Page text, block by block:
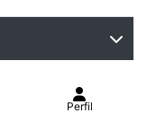
Perfil